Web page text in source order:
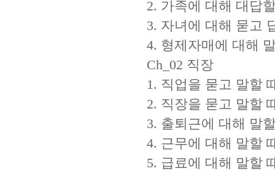
2. 가족에 대해 대답
3. 자녀에 대해 묻고
4. 형제자매에 대해
Ch_02 직장
1. 직업을 묻고 말할
2. 직장을 묻고 말할
3. 출퇴근에 대해 말
4. 근무에 대해 말할
5. 급료에 대해 말할